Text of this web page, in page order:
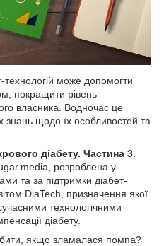
технологій може допомогти
покращити рівень
власника. Водночас це
знань щодо їх особливостей та
діабету. Частина 3.
розроблена у
та за підтримки діабет-
DiaTech, призначення якої
технологічними
діабету.
якщо зламалася помпа?